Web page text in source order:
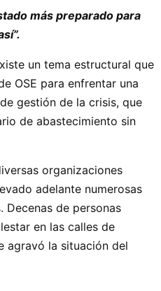
más preparado para
un tema estructural que
OSE para enfrentar una
gestión de la crisis, que
de abastecimiento sin
organizaciones
adelante numerosas
Decenas de personas
en las calles de
agravó la situación del